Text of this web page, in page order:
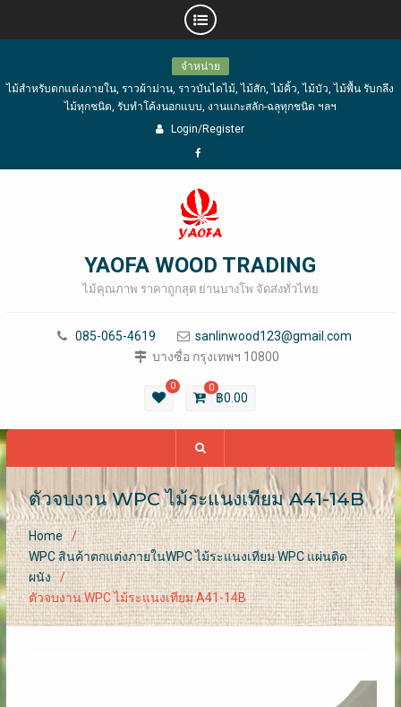
content
จำหน่าย
ไม้สำหรับตกแต่งภายใน, ราวผ้าม่าน, ราวบันไดไม้, ไม้สัก, ไม้คิ้ว, ไม้บัว, ไม้พื้น รับกลึง
ไม้ทุกชนิด, รับทำโค้งนอกแบบ, งานแกะสลัก-ฉลุทุกชนิด ฯลฯ
Login/Register
Facebook
YAOFA WOOD TRADING
ไม้คุณภาพ ราคาถูกสุด ย่านบางโพ จัดส่งทั่วไทย
085-065-4619
sanlinwood123@gmail.com
บางซื่อ กรุงเทพฯ 10800
0 0
฿0.00
ตัวจบงาน WPC​ ไม้ระแนงเทียม A41-14B
Home
WPC สินค้าตกแต่งภายในWPC ไม้ระแนงเทียม WPC แผ่นติด
ผนัง
ตัวจบงาน WPC​ ไม้ระแนงเทียม A41-14B